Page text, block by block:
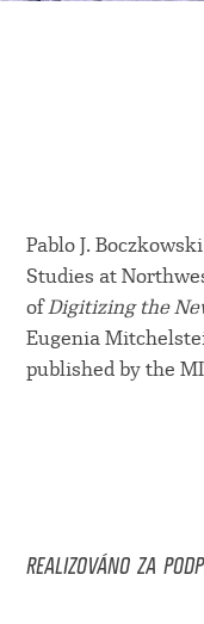
Pablo J.
Studies at
ofDigitizing the
Eugenia
published by the
REALIZOVÁNO ZA